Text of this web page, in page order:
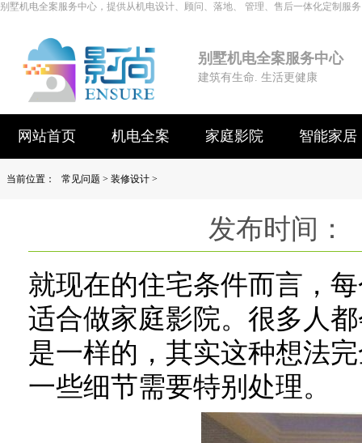
别墅机电全案服务中心，提供从机电设计、顾问、落地、 管理、售后一体化定制服务
别墅机电全案服务中心
建筑有生命. 生活更健康
网站首页 机电全案 家庭影院 智能家居
当前位置： 常见问题 > 装修设计 >
发布时间：
就现在的住宅条件而言，
适合做家庭影院。很多人
是一样的，其实这种想法
一些细节需要特别处理。